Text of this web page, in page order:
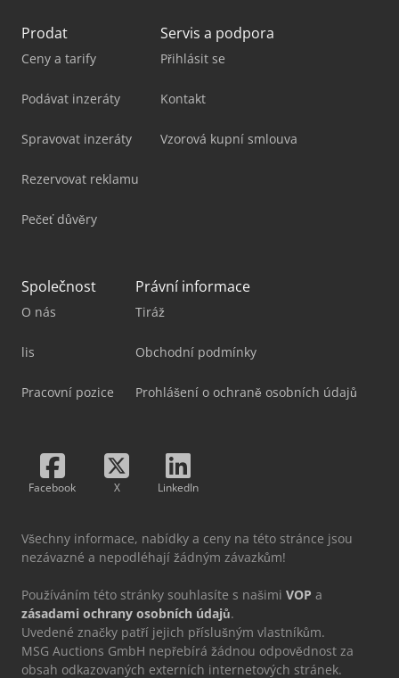
Prodat
Ceny a tarify
Podávat inzeráty
Spravovat inzeráty
Rezervovat reklamu
Pečeť důvěry
Servis a podpora
Přihlásit se
Kontakt
Vzorová kupní smlouva
Společnost
O nás
lis
Pracovní pozice
Právní informace
Tiráž
Obchodní podmínky
Prohlášení o ochraně osobních údajů
Facebook X LinkedIn
Všechny informace, nabídky a ceny na této stránce jsou
nezávazné a nepodléhají žádným závazkům!
Používáním této stránky souhlasíte s našimi VOP a
zásadami ochrany osobních údajů.
Uvedené značky patří jejich příslušným vlastníkům.
MSG Auctions GmbH nepřebírá žádnou odpovědnost za
obsah odkazovaných externích internetových stránek.